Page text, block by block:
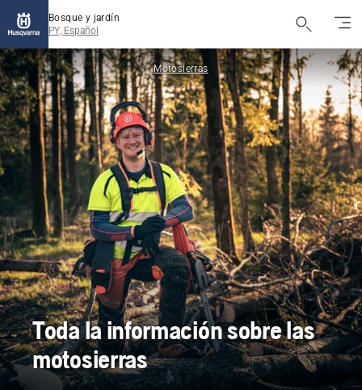
Bosque y jardín
PY, Español
Motosierras
Toda la información sobre las
motosierras